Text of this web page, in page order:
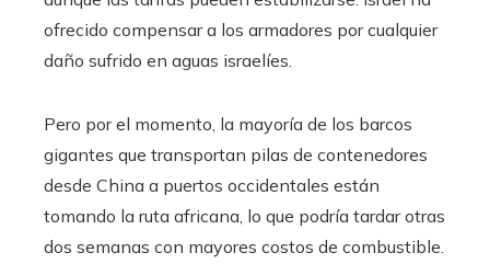
ofrecido compensar a los armadores por cualquier
daño sufrido en aguas israelíes.
Pero por el momento, la mayoría de los barcos
gigantes que transportan pilas de contenedores
desde China a puertos occidentales están
tomando la ruta africana, lo que podría tardar otras
dos semanas con mayores costos de combustible.